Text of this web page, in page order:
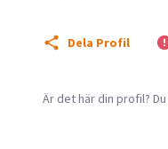
Dela Profil
Är det här din profil?